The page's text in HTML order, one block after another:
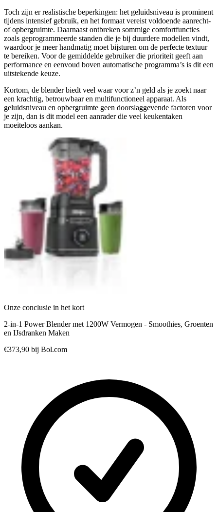
Toch zijn er realistische beperkingen: het geluidsniveau is prominent
tijdens intensief gebruik, en het formaat vereist voldoende aanrecht-
of opbergruimte. Daarnaast ontbreken sommige comfortfuncties
zoals geprogrammeerde standen die je bij duurdere modellen vindt,
waardoor je meer handmatig moet bijsturen om de perfecte textuur
te bereiken. Voor de gemiddelde gebruiker die prioriteit geeft aan
performance en eenvoud boven automatische programma’s is dit een
uitstekende keuze.
Kortom, de blender biedt veel waar voor z’n geld als je zoekt naar
een krachtig, betrouwbaar en multifunctioneel apparaat. Als
geluidsniveau en opbergruimte geen doorslaggevende factoren voor
je zijn, dan is dit model een aanrader die veel keukentaken
moeiteloos aankan.
Onze conclusie in het kort
2-in-1 Power Blender met 1200W Vermogen - Smoothies, Groenten
en IJsdranken Maken
€373,90 bij Bol.com